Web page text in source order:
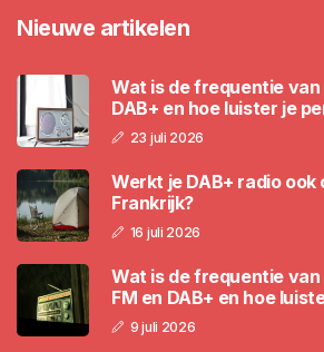
Nieuwe artikelen
Wat is de frequentie van
DAB+ en hoe luister je
23 juli 2026
Werkt je DAB+ radio ook
Frankrijk?
16 juli 2026
Wat is de frequentie van
FM en DAB+ en hoe
9 juli 2026